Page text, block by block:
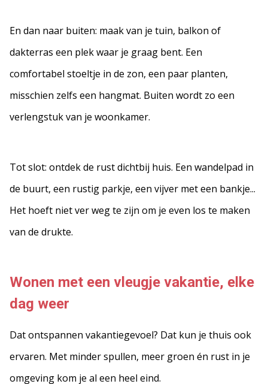
En dan naar buiten: maak van je tuin, balkon of
dakterras een plek waar je graag bent. Een
comfortabel stoeltje in de zon, een paar planten,
misschien zelfs een hangmat. Buiten wordt zo een
verlengstuk van je woonkamer.
Tot slot: ontdek de rust dichtbij huis. Een wandelpad in
de buurt, een rustig parkje, een vijver met een bankje...
Het hoeft niet ver weg te zijn om je even los te maken
van de drukte.
Wonen met een vleugje vakantie, elke
dag weer
Dat ontspannen vakantiegevoel? Dat kun je thuis ook
ervaren. Met minder spullen, meer groen én rust in je
omgeving kom je al een heel eind.